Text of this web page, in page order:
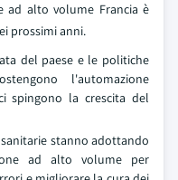
ad alto volume Francia è
prossimi anni.
del paese e le politiche
l'automazione
spingono la crescita del
stanno adottando
ad alto volume per